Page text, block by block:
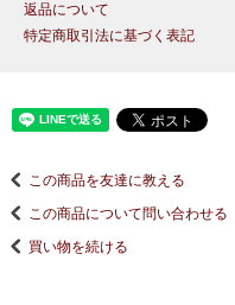
返品について
特定商取引法に基づく表記
この商品を友達に教える
この商品について問い合わせる
買い物を続ける